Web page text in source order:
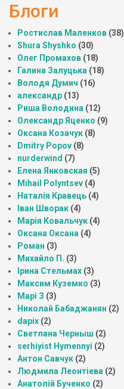
Блоги
Ростислав Маленков (38)
Shura Shyshko (30)
Олег Промахов (18)
Галина Залуцька (18)
Володя Думич (16)
александр (13)
Риша Володина (12)
Олександр Яценко (9)
Оксана Козачук (8)
Dmitry Popov (8)
nurderwind (7)
Елена Янковская (5)
Mihail Polyntsev (4)
Наталія Кравець (4)
Іван Шворак (4)
Марія Ковальчук (4)
Оксана Оксана (4)
Роман (3)
Михайло П. (3)
Ірина Стельмах (3)
Максим Куземко (3)
Марі З (3)
Николай Бабаджанян (2)
dapix (2)
Светлана Черныш (2)
serhiyist Hymennyi (2)
Антон Савчук (2)
Людмила Леонтіева (2)
Анатолій Бученко (2)